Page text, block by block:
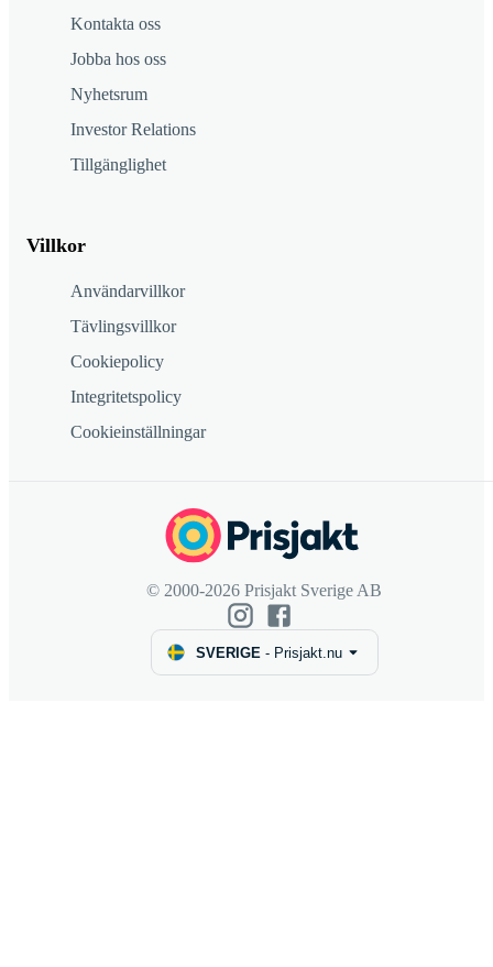
Kontakta oss
Jobba hos oss
Nyhetsrum
Investor Relations
Tillgänglighet
Villkor
Användarvillkor
Tävlingsvillkor
Cookiepolicy
Integritetspolicy
Cookieinställningar
© 2000-2026 Prisjakt Sverige AB
SVERIGE - Prisjakt.nu